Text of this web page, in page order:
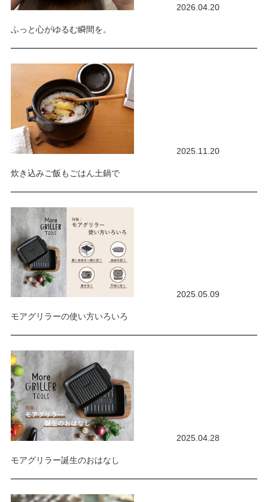
2026.04.20
ふっと心がゆるむ瞬間を。
2025.11.20
炊き込みご飯もごはん土鍋で
2025.05.09
モアグリラーの使い方いろいろ
2025.04.28
モアグリラー誕生のおはなし